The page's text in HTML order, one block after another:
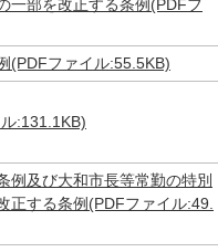
一部を改正する条例(PDFフ
(PDFファイル:55.5KB)
:131.1KB)
例及び大和市長等常勤の特別
正する条例(PDFファイル:49.